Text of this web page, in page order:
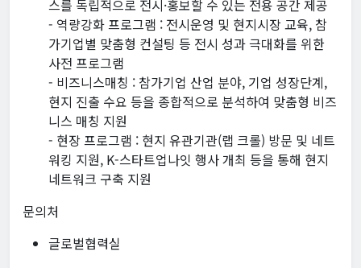
스를 독립적으로 전시·홍보할 수 있는 전용 공간 제공
- 역량강화 프로그램 : 전시운영 및 현지시장 교육, 참
가기업별 맞춤형 컨설팅 등 전시 성과 극대화를 위한
사전 프로그램
- 비즈니스매칭 : 참가기업 산업 분야, 기업 성장단계,
현지 진출 수요 등을 종합적으로 분석하여 맞춤형 비즈
니스 매칭 지원
- 현장 프로그램 : 현지 유관기관(랩 크롤) 방문 및 네트
워킹 지원, K-스타트업나잇 행사 개최 등을 통해 현지
네트워크 구축 지원
문의처
글로벌협력실